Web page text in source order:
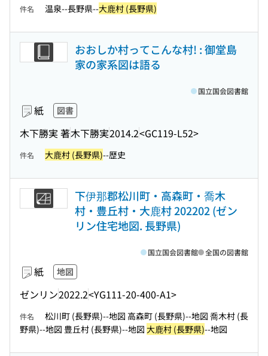
件名 温泉--長野県--大鹿村 (長野県)
おおしか村ってこんな村! : 御堂島
家の家系図は語る
紙 図書
木下勝実 著木下勝実2014.2<GC119-L52>
国立国会図書館
件名 大鹿村 (長野県)--歴史
下伊那郡松川町・高森町・喬木
村・豊丘村・大鹿村 202202 (ゼン
リン住宅地図. 長野県)
紙 地図
ゼンリン2022.2<YG111-20-400-A1>
国立国会図書館 全国の図書館
件名
松川町 (長野県)--地図 高森町 (長野県)--地図 喬木村 (長
野県)--地図 豊丘村 (長野県)--地図 大鹿村 (長野県)--地図